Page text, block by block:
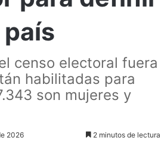
censo electoral fuera
habilitadas para
son mujeres y
2026 2 minutos de lectura